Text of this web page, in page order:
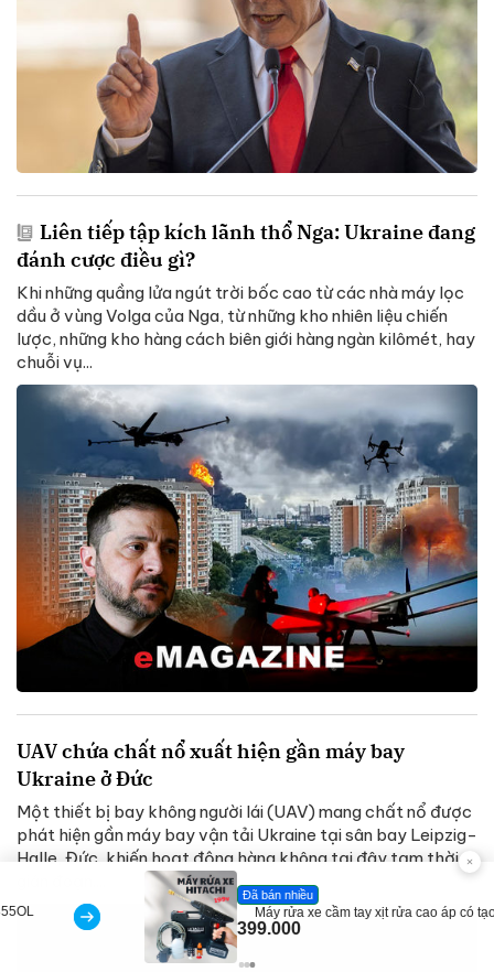
Liên tiếp tập kích lãnh thổ Nga: Ukraine đang
đánh cược điều gì?
Khi những quầng lửa ngút trời bốc cao từ các nhà máy lọc
dầu ở vùng Volga của Nga, từ những kho nhiên liệu chiến
lược, những kho hàng cách biên giới hàng ngàn kilômét, hay
chuỗi vụ...
UAV chứa chất nổ xuất hiện gần máy bay
Ukraine ở Đức
Một thiết bị bay không người lái (UAV) mang chất nổ được
phát hiện gần máy bay vận tải Ukraine tại sân bay Leipzig-
Halle, Đức, khiến hoạt động hàng không tại đây tạm thời
Đã bán nhiều
Máy rửa xe cầm tay xịt rửa cao áp có tạo bọt tuyết
399.000